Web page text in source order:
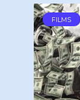
FILMS